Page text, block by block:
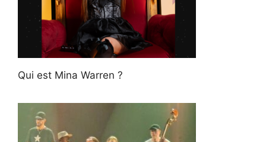
Qui est Mina Warren ?